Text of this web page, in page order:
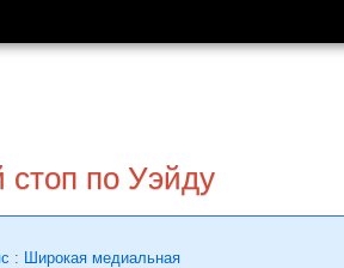
стоп по Уэйду
: Широкая медиальная